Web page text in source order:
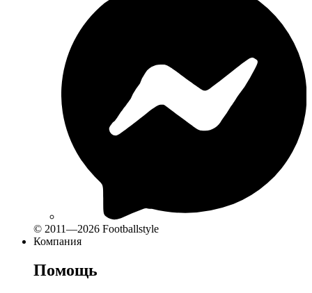
© 2011—2026 Footballstyle
Компания
Помощь